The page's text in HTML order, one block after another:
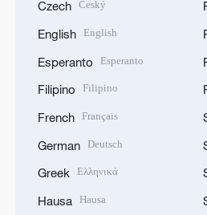
Czech Český
English English
Esperanto Esperanto
Filipino Filipino
French Français
German Deutsch
Greek Ελληνικά
Hausa Hausa